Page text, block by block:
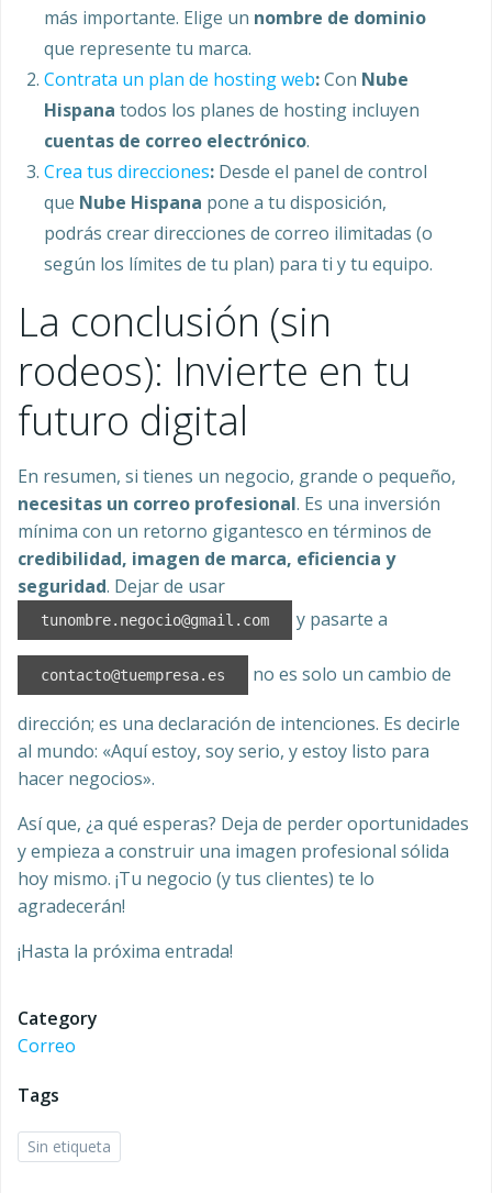
más importante. Elige un nombre de dominio
que represente tu marca.
Contrata un plan de hosting web:Con Nube
Hispana todos los planes de hosting incluyen
cuentas de correo electrónico.
Crea tus direcciones: Desde el panel de control
que Nube Hispana pone a tu disposición,
podrás crear direcciones de correo ilimitadas (o
según los límites de tu plan) para ti y tu equipo.
La conclusión (sin
rodeos): Invierte en tu
futuro digital
En resumen, si tienes un negocio, grande o pequeño,
necesitas un correo profesional. Es una inversión
mínima con un retorno gigantesco en términos de
credibilidad, imagen de marca, eficiencia y
seguridad. Dejar de usar
tunombre.negocio@gmail.com y pasarte a
contacto@tuempresa.es no es solo un cambio de
dirección; es una declaración de intenciones. Es decirle
al mundo: «Aquí estoy, soy serio, y estoy listo para
hacer negocios».
Así que, ¿a qué esperas? Deja de perder oportunidades
y empieza a construir una imagen profesional sólida
hoy mismo. ¡Tu negocio (y tus clientes) te lo
agradecerán!
¡Hasta la próxima entrada!
Category
Correo
Tags
Sin etiqueta